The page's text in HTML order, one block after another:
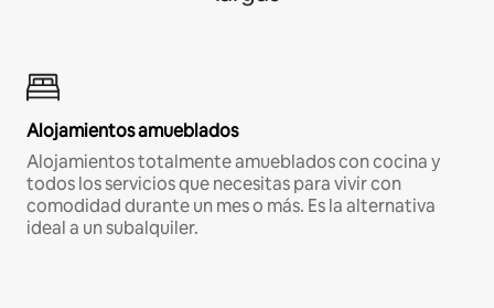
Alojamientos amueblados
Alojamientos totalmente amueblados con cocina y
todos los servicios que necesitas para vivir con
comodidad durante un mes o más. Es la alternativa
ideal a un subalquiler.